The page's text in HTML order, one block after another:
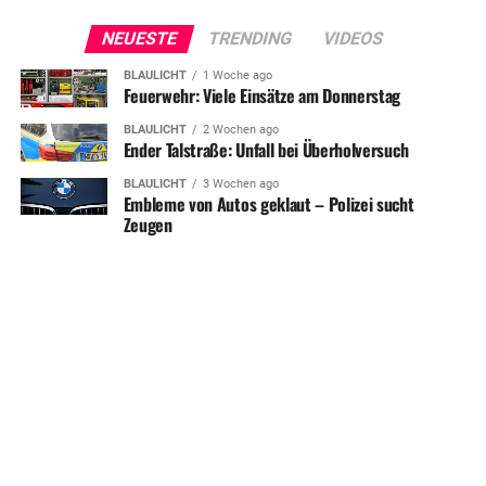
NEUESTE TRENDING VIDEOS
BLAULICHT 1 Woche ago
Feuerwehr: Viele Einsätze am Donnerstag
BLAULICHT 2 Wochen ago
Ender Talstraße: Unfall bei Überholversuch
BLAULICHT 3 Wochen ago
Embleme von Autos geklaut – Polizei sucht
Zeugen